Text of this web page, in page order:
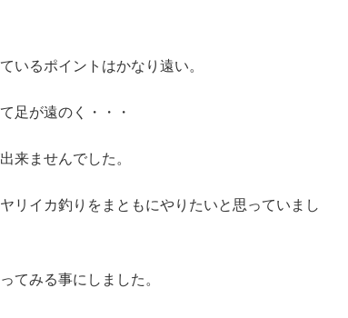
いるポイントはかなり遠い。
足が遠のく・・・
来ませんでした。
リイカ釣りをまともにやりたいと思っていまし
てみる事にしました。